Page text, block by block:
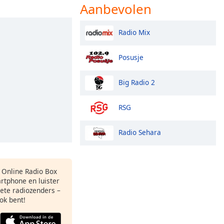
Radio Box
en luister
radiozenders –
bent!
Aanbevolen
Radio Mix
Posusje
Big Radio 2
RSG
Radio Sehara